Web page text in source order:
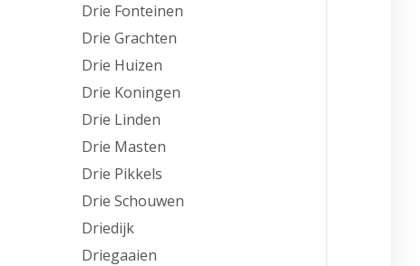
Drie Fonteinen
Drie Grachten
Drie Huizen
Drie Koningen
Drie Linden
Drie Masten
Drie Pikkels
Drie Schouwen
Driedijk
Driegaaien